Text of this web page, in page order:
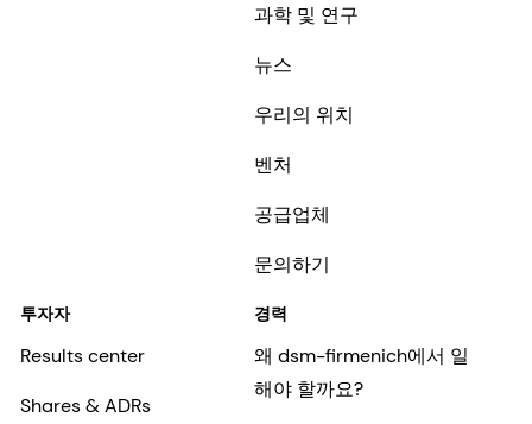
과학 및 연구
뉴스
우리의 위치
벤처
공급업체
문의하기
투자자
Results center
Shares & ADRs
경력
왜 dsm-firmenich에서 일
해야 할까요?